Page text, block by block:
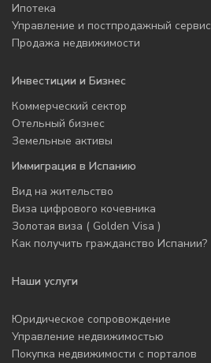
Ипотека
Управление и постпродажный сервис
Продажа недвижимости
Инвестиции и Бизнес
Коммерческий сектор
Отельный бизнес
Земельные активы
Иммиграция в Испанию
Вид на жительство
Виза цифрового кочевника
Золотая виза ( Golden Visa )
Как получить гражданство Испании?
Наши услуги
Юридическое сопровождение
Управление недвижимостью
Покупка недвижимости с порталов